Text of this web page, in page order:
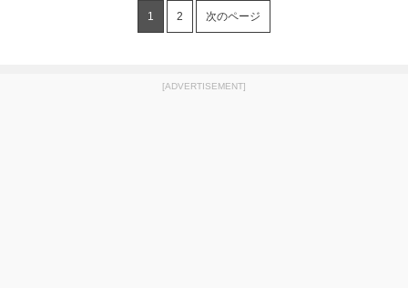
1 2 次のページ
[ADVERTISEMENT]